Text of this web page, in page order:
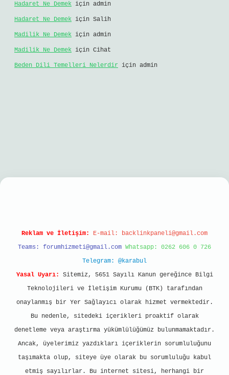
Hadaret Ne Demek için admin
Hadaret Ne Demek için Salih
Madilik Ne Demek için admin
Madilik Ne Demek için Cihat
Beden Dili Temelleri Nelerdir için admin
giriş
Reklam ve İletişim: E-mail: backlinkpaneli@gmail.com
Teams: forumhizmeti@gmail.com Whatsapp: 0262 606 0 726
Telegram: @karabul
Yasal Uyarı:
Sitemiz, 5651 Sayılı Kanun gereğince Bilgi
Teknolojileri ve İletişim Kurumu (BTK) tarafından
onaylanmış bir Yer Sağlayıcı olarak hizmet vermektedir.
Bu nedenle, sitedeki içerikleri proaktif olarak
denetleme veya araştırma yükümlülüğümüz bulunmamaktadır.
Ancak, üyelerimiz yazdıkları içeriklerin sorumluluğunu
taşımakta olup, siteye üye olarak bu sorumluluğu kabul
etmiş sayılırlar. Bu internet sitesi, herhangi bir